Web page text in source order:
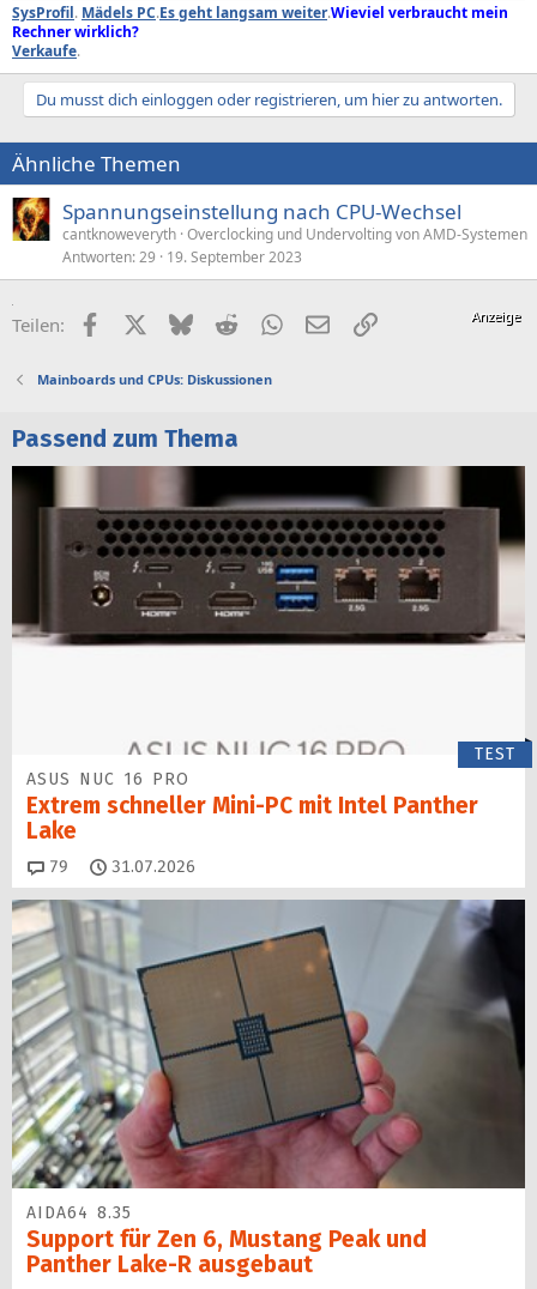
SysProfil. Mädels PC.Es geht langsam weiter.Wieviel verbraucht mein
Rechner wirklich?
Verkaufe.
Du musst dich einloggen oder registrieren, um hier zu antworten.
Ähnliche Themen
Spannungseinstellung nach CPU-Wechsel
cantknoweveryth Overclocking und Undervolting von AMD-Systemen
Antworten 29 19. September 2023
Teilen: FacebookX (Twitter)
BlueskyRedditWhatsApp
E-MailLink
Mainboards und CPUs: Diskussionen
Passend zum Thema
TEST
ASUS NUC 16 PRO
Extrem schneller Mini-PC mit Intel Panther
Lake
79 Kommentare
31.07.2026
AIDA64 8.35
Support für Zen 6, Mustang Peak und
Panther Lake-R ausgebaut